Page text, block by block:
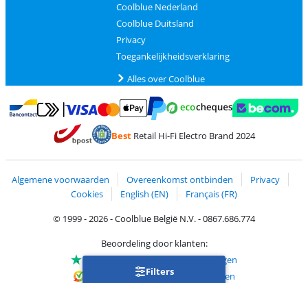
Filters
Coolblue Nederland
Coolblue Duitsland
Privacy
Toegankelijkheidsverklaring
Alles over Coolblue
Betalen met Bancontact
Betalen met MasterCard en Visa via ClickToPay
Betalen met PayPal
BestRetail Hi-Fi Electro Brand 2024
Algemene voorwaarden Overeenkomst ontbinden
Privacy
Cookies
English (EN)
Français (FR)
© 1999 - 2026 - Coolblue België N.V. - 0867.686.774
Beoordeling door klanten:
Trustpilot 4/5-75.112 beoordelingen
Kiyoh 9.1/10-68.700 beoordelingen